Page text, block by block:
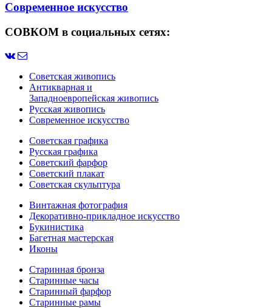
Современное искусство
СОВКОМ в социальных сетях:
Советская живопись
Антикварная и
Западноевропейская живопись
Русская живопись
Современное искусство
Советская графика
Русская графика
Советский фарфор
Советский плакат
Советская скульптура
Винтажная фотография
Декоративно-прикладное искусство
Букинистика
Багетная мастерская
Иконы
Старинная бронза
Старинные часы
Старинный фарфор
Старинные рамы